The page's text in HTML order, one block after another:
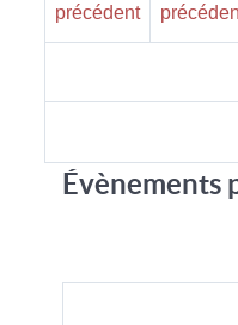
Évènements